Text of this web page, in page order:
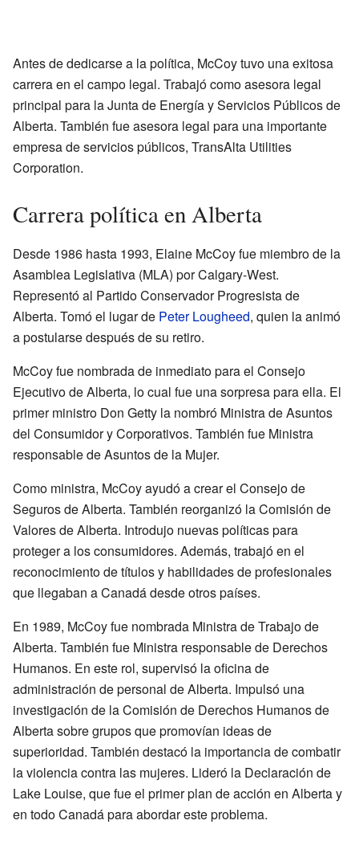
Antes de dedicarse a la política, McCoy tuvo una exitosa
carrera en el campo legal. Trabajó como asesora legal
principal para la Junta de Energía y Servicios Públicos de
Alberta. También fue asesora legal para una importante
empresa de servicios públicos, TransAlta Utilities
Corporation.
Carrera política en Alberta
Desde 1986 hasta 1993, Elaine McCoy fue miembro de la
Asamblea Legislativa (MLA) por Calgary-West.
Representó al Partido Conservador Progresista de
Alberta. Tomó el lugar de Peter Lougheed, quien la animó
a postularse después de su retiro.
McCoy fue nombrada de inmediato para el Consejo
Ejecutivo de Alberta, lo cual fue una sorpresa para ella. El
primer ministro Don Getty la nombró Ministra de Asuntos
del Consumidor y Corporativos. También fue Ministra
responsable de Asuntos de la Mujer.
Como ministra, McCoy ayudó a crear el Consejo de
Seguros de Alberta. También reorganizó la Comisión de
Valores de Alberta. Introdujo nuevas políticas para
proteger a los consumidores. Además, trabajó en el
reconocimiento de títulos y habilidades de profesionales
que llegaban a Canadá desde otros países.
En 1989, McCoy fue nombrada Ministra de Trabajo de
Alberta. También fue Ministra responsable de Derechos
Humanos. En este rol, supervisó la oficina de
administración de personal de Alberta. Impulsó una
investigación de la Comisión de Derechos Humanos de
Alberta sobre grupos que promovían ideas de
superioridad. También destacó la importancia de combatir
la violencia contra las mujeres. Lideró la Declaración de
Lake Louise, que fue el primer plan de acción en Alberta y
en todo Canadá para abordar este problema.